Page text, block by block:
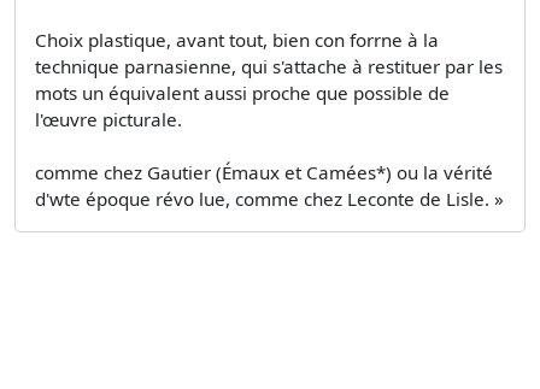
Choix plastique, avant tout, bien con forrne à la
technique parnasienne, qui s'attache à restituer par les
mots un équivalent aussi proche que possible de
l'œuvre picturale.
comme chez Gautier (Émaux et Camées*) ou la vérité
d'wte époque révo­ lue, comme chez Leconte de Lisle. »